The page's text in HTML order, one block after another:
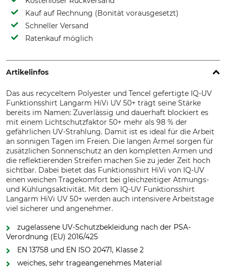
Kauf auf Rechnung (Bonität vorausgesetzt)
Schneller Versand
Ratenkauf möglich
Artikelinfos
Das aus recyceltem Polyester und Tencel gefertigte IQ-UV
Funktionsshirt Langarm HiVi UV 50+ trägt seine Stärke
bereits im Namen: Zuverlässig und dauerhaft blockiert es
mit einem Lichtschutzfaktor 50+ mehr als 98 % der
gefährlichen UV-Strahlung. Damit ist es ideal für die Arbeit
an sonnigen Tagen im Freien. Die langen Ärmel sorgen für
zusätzlichen Sonnenschutz an den kompletten Armen und
die reflektierenden Streifen machen Sie zu jeder Zeit hoch
sichtbar. Dabei bietet das Funktionsshirt HiVi von IQ-UV
einen weichen Tragekomfort bei gleichzeitiger Atmungs-
und Kühlungsaktivität. Mit dem IQ-UV Funktionsshirt
Langarm HiVi UV 50+ werden auch intensivere Arbeitstage
viel sicherer und angenehmer.
zugelassene UV-Schutzbekleidung nach der PSA-
Verordnung (EU) 2016/425
EN 13758 und EN ISO 20471, Klasse 2
weiches, sehr trageangenehmes Material